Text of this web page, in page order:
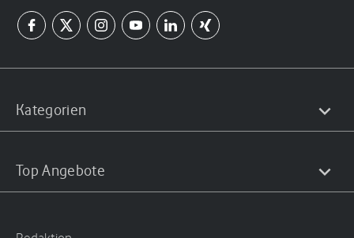
Kategorien
Top Angebote